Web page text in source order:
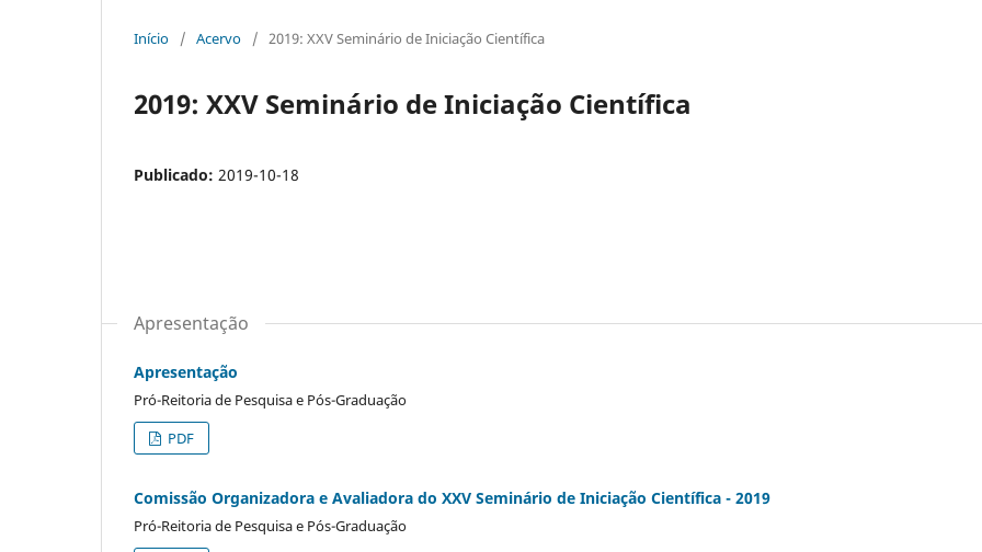
Início / Acervo / 2019: XXV Seminário de Iniciação Científica
2019: XXV Seminário de Iniciação Científica
Publicado: 2019-10-18
Apresentação
Apresentação
Pró-Reitoria de Pesquisa e Pós-Graduação
PDF
Comissão Organizadora e Avaliadora do XXV Seminário de Iniciação Científica - 2019
Pró-Reitoria de Pesquisa e Pós-Graduação